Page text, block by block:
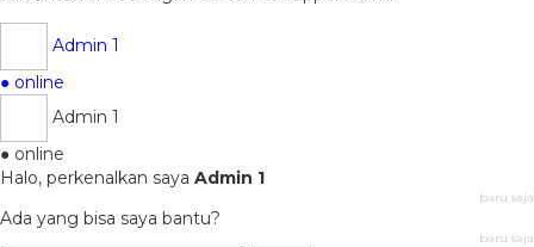
Admin 1
● online
Admin 1
● online
Halo, perkenalkan saya Admin 1
baru saja
Ada yang bisa saya bantu?
baru saja